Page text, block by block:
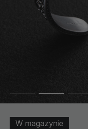
W magazynie